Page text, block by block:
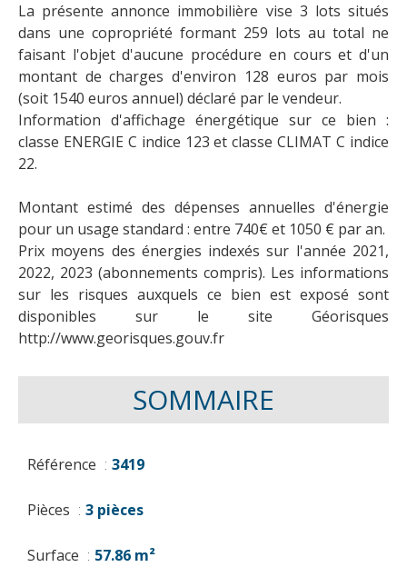
La présente annonce immobilière vise 3 lots situés
dans une copropriété formant 259 lots au total ne
faisant l'objet d'aucune procédure en cours et d'un
montant de charges d'environ 128 euros par mois
(soit 1540 euros annuel) déclaré par le vendeur.
Information d'affichage énergétique sur ce bien :
classe ENERGIE C indice 123 et classe CLIMAT C indice
22.
Montant estimé des dépenses annuelles d'énergie
pour un usage standard : entre 740€ et 1050 € par an.
Prix moyens des énergies indexés sur l'année 2021,
2022, 2023 (abonnements compris). Les informations
sur les risques auxquels ce bien est exposé sont
disponibles sur le site Géorisques
http://www.georisques.gouv.fr
SOMMAIRE
Référence 3419
Pièces 3 pièces
Surface 57.86 m²